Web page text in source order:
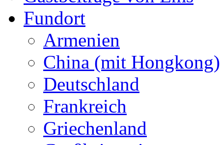
Fundort
Armenien
China (mit Hongkong)
Deutschland
Frankreich
Griechenland